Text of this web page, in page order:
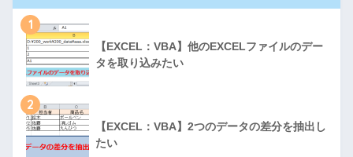
1
【EXCEL：VBA】他のEXCELファイルのデー
タを取り込みたい
2
【EXCEL：VBA】2つのデータの差分を抽出し
たい